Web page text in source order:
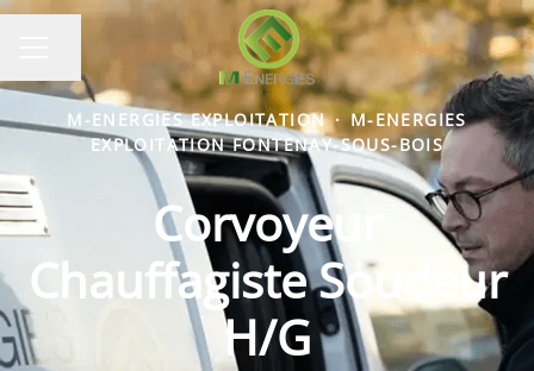
MENU CARRIÈRE
Partager la page
M-ENERGIES EXPLOITATION · M-ENERGIES
EXPLOITATION FONTENAY-SOUS-BOIS
Corvoyeur
Chauffagiste Soudeur
H/G